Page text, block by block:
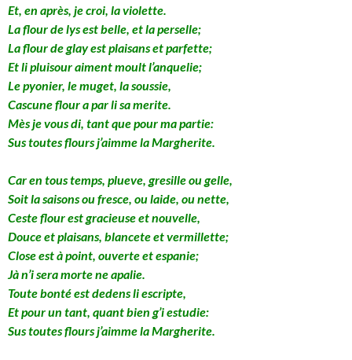
Et, en après, je croi, la violette.
La flour de lys est belle, et la perselle;
La flour de glay est plaisans et parfette;
Et li pluisour aiment moult l’anquelie;
Le pyonier, le muget, la soussie,
Cascune flour a par li sa merite.
Mès je vous di, tant que pour ma partie:
Sus toutes flours j’aimme la Margherite.
Car en tous temps, plueve, gresille ou gelle,
Soit la saisons ou fresce, ou laide, ou nette,
Ceste flour est gracieuse et nouvelle,
Douce et plaisans, blancete et vermillette;
Close est à point, ouverte et espanie;
Jà n’i sera morte ne apalie.
Toute bonté est dedens li escripte,
Et pour un tant, quant bien g’i estudie:
Sus toutes flours j’aimme la Margherite.